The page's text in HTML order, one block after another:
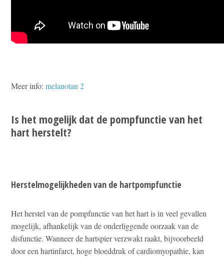
Meer info:melanotan 2
Is het mogelijk dat de pompfunctie van het
hart herstelt?
Herstelmogelijkheden van de hartpompfunctie
Het herstel van de pompfunctie van het hart is in veel gevallen
mogelijk, afhankelijk van de onderliggende oorzaak van de
disfunctie. Wanneer de hartspier verzwakt raakt, bijvoorbeeld
door een hartinfarct, hoge bloeddruk of cardiomyopathie, kan